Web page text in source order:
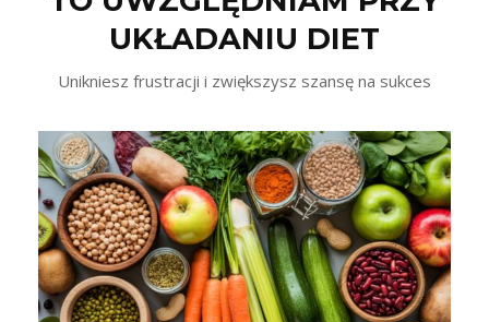
UKŁADANIU DIET
Unikniesz frustracji i zwiększysz szansę na sukces